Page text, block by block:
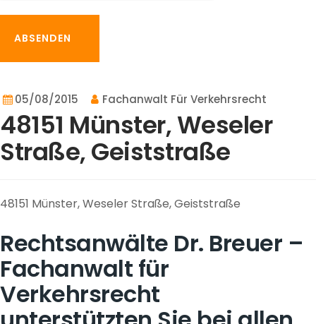
ABSENDEN
05/08/2015 Fachanwalt Für Verkehrsrecht
48151 Münster, Weseler
Straße, Geiststraße
48151 Münster, Weseler Straße, Geiststraße
Rechtsanwälte Dr. Breuer –
Fachanwalt für
Verkehrsrecht